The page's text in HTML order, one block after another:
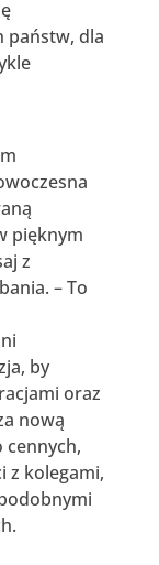
państw, dla
pięknym
z
– To
by
oraz
nową
z kolegami,